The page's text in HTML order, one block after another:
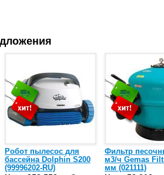
Робот пылесос для
бассейна Dolphin S200
(99996202-RU)
Фильтр
м3/ч Gemas
мм (021111)